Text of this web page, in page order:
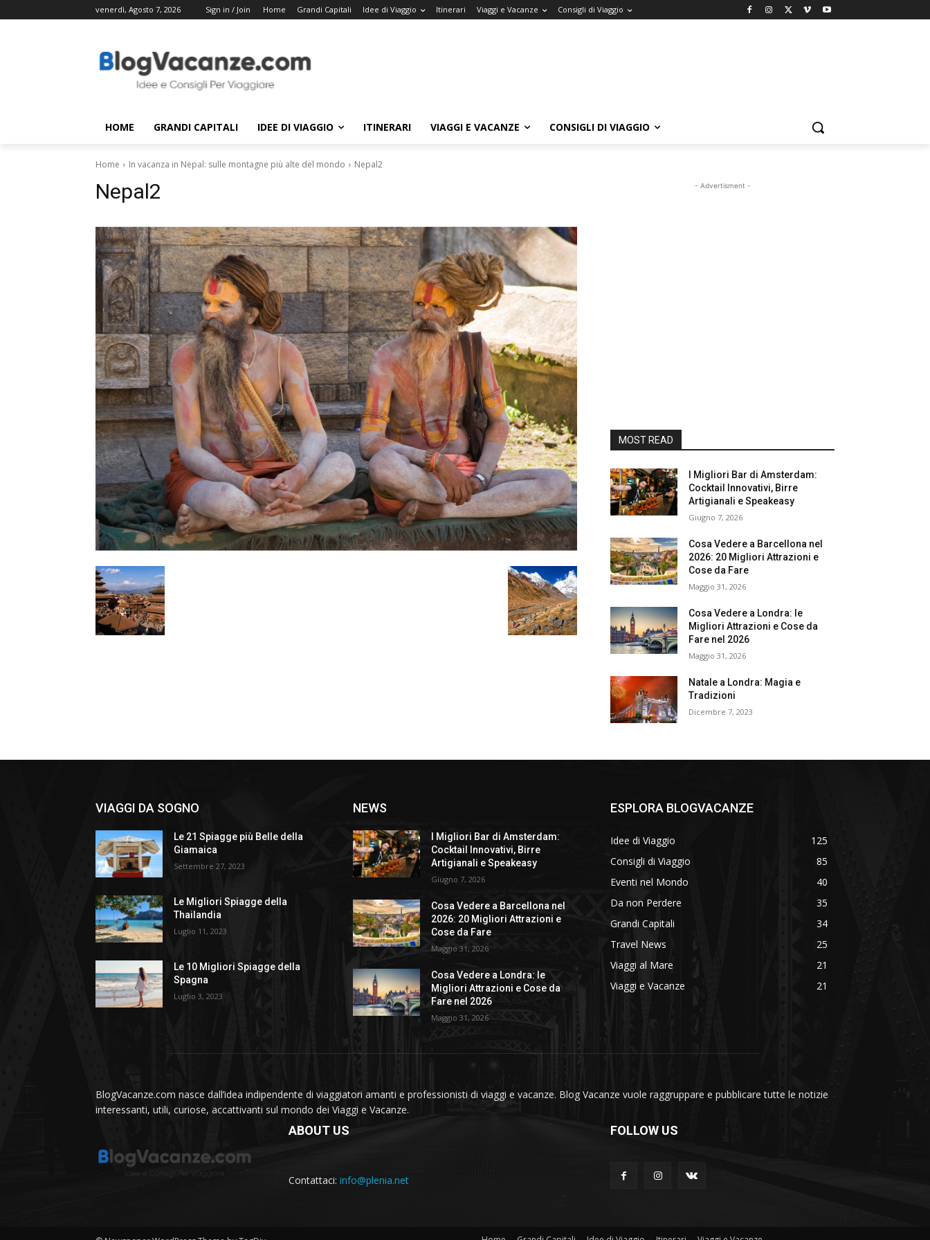
venerdì, Agosto 7, 2026 Sign in / Join Home Grandi Capitali Idee di Viaggio Itinerari Viaggi e Vacanze Consigli di Viaggio
HOME GRANDI CAPITALI IDEE DI VIAGGIO ITINERARI VIAGGI E VACANZE CONSIGLI DI VIAGGIO
Home In vacanza in Nepal: sulle montagne più alte del mondo Nepal2
Nepal2 - Advertisment -
MOST READ
I Migliori Bar di Amsterdam:
Cocktail Innovativi, Birre
Artigianali e Speakeasy
Giugno 7, 2026
Cosa Vedere a Barcellona nel
2026: 20 Migliori Attrazioni e
Cose da Fare
Maggio 31, 2026
Cosa Vedere a Londra: le
Migliori Attrazioni e Cose da
Fare nel 2026
Maggio 31, 2026
Natale a Londra: Magia e
Tradizioni
Dicembre 7, 2023
VIAGGI DA SOGNO
Le 21 Spiagge più Belle della
Giamaica
Settembre 27, 2023
Le Migliori Spiagge della
Thailandia
Luglio 11, 2023
Le 10 Migliori Spiagge della
Spagna
Luglio 3, 2023
NEWS
I Migliori Bar di Amsterdam:
Cocktail Innovativi, Birre
Artigianali e Speakeasy
Giugno 7, 2026
Cosa Vedere a Barcellona nel
2026: 20 Migliori Attrazioni e
Cose da Fare
Maggio 31, 2026
Cosa Vedere a Londra: le
Migliori Attrazioni e Cose da
Fare nel 2026
Maggio 31, 2026
ESPLORA BLOGVACANZE
Idee di Viaggio
125
Consigli di Viaggio
85
Eventi nel Mondo
40
Da non Perdere
35
Grandi Capitali
34
Travel News
25
Viaggi al Mare
21
Viaggi e Vacanze
21
BlogVacanze.com nasce dall’idea indipendente di viaggiatori amanti e professionisti di viaggi e vacanze. Blog Vacanze vuole raggruppare e pubblicare tutte le notizie
interessanti, utili, curiose, accattivanti sul mondo dei Viaggi e Vacanze.
ABOUT US
Contattaci: info@plenia.net
FOLLOW US